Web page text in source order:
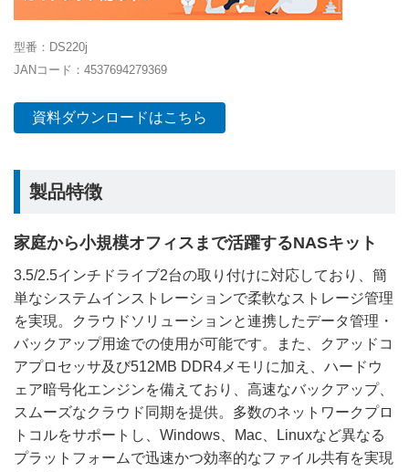
型番：DS220j
JANコード：4537694279369
資料ダウンロードはこちら
製品特徴
家庭から小規模オフィスまで活躍するNASキット
3.5/2.5インチドライブ2台の取り付けに対応しており、簡
単なシステムインストレーションで柔軟なストレージ管理
を実現。クラウドソリューションと連携したデータ管理・
バックアップ用途での使用が可能です。また、クアッドコ
アプロセッサ及び512MB DDR4メモリに加え、ハードウ
ェア暗号化エンジンを備えており、高速なバックアップ、
スムーズなクラウド同期を提供。多数のネットワークプロ
トコルをサポートし、Windows、Mac、Linuxなど異なる
プラットフォームで迅速かつ効率的なファイル共有を実現